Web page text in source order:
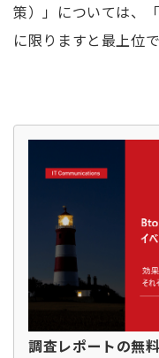
策）」については、
に限りますと最上位で
調査レポートの無